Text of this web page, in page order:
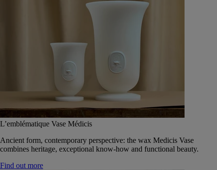
L’emblématique Vase Médicis
Ancient form, contemporary perspective: the wax Medicis Vase
combines heritage, exceptional know-how and functional beauty.
Find out more